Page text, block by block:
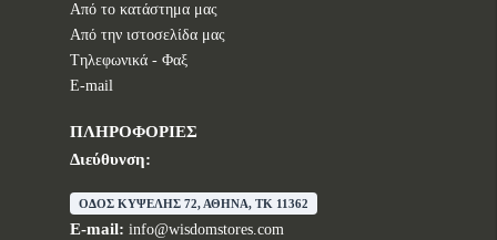
Από το κατάστημα μας
Από την ιστοσελίδα μας
Tηλεφωνικά - Φαξ
E-mail
ΠΛΗΡΟΦΟΡΙΕΣ
Διεύθυνση:
ΟΔΟΣ ΚΥΨΕΛΗΣ 72, ΑΘΗΝΑ, TK 11362
E-mail: info@wisdomstores.com